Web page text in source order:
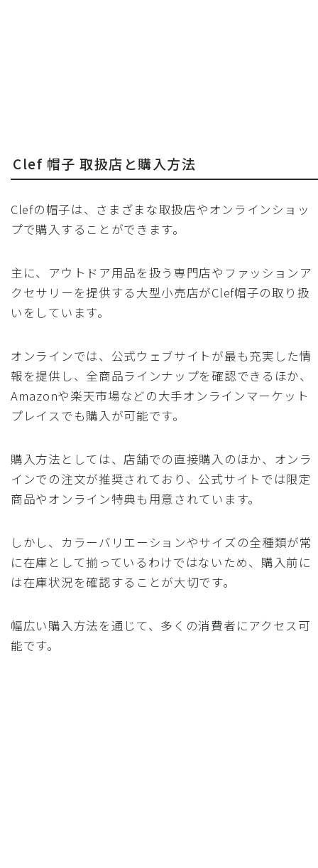
Clef 帽子 取扱店と購入方法
Clefの帽子は、さまざまな取扱店やオンラインショッ
プで購入することができます。
主に、アウトドア用品を扱う専門店やファッションア
クセサリーを提供する大型小売店がClef帽子の取り扱
いをしています。
オンラインでは、公式ウェブサイトが最も充実した情
報を提供し、全商品ラインナップを確認できるほか、
Amazonや楽天市場などの大手オンラインマーケット
プレイスでも購入が可能です。
購入方法としては、店舗での直接購入のほか、オンラ
インでの注文が推奨されており、公式サイトでは限定
商品やオンライン特典も用意されています。
しかし、カラーバリエーションやサイズの全種類が常
に在庫として揃っているわけではないため、購入前に
は在庫状況を確認することが大切です。
幅広い購入方法を通じて、多くの消費者にアクセス可
能です。